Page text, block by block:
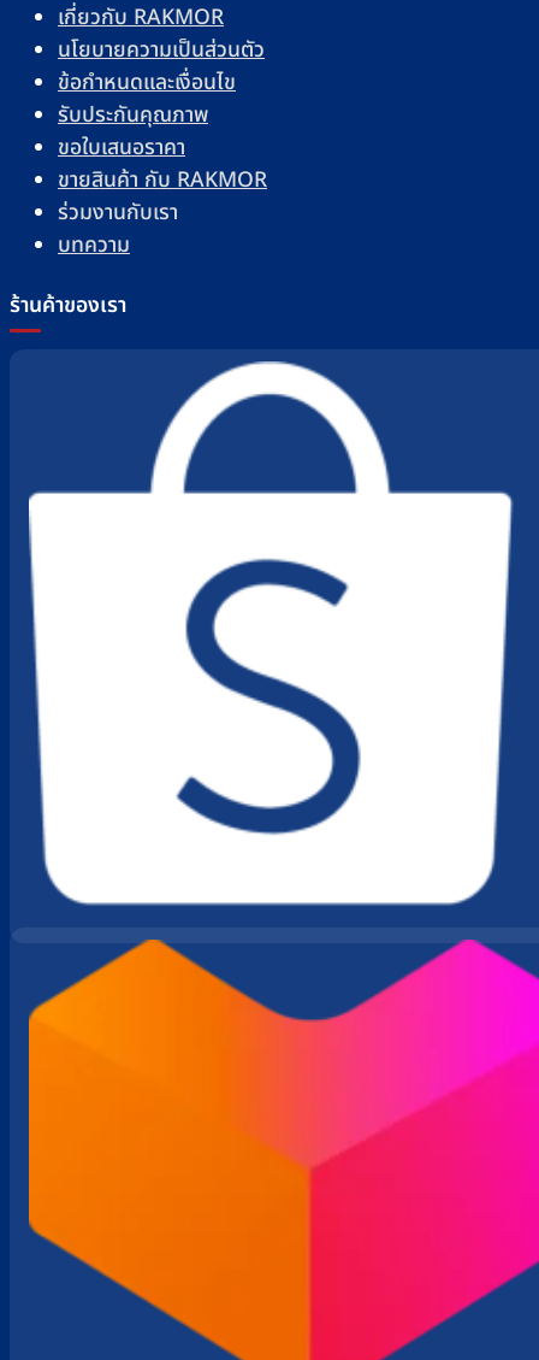
เกี่ยวกับ RAKMOR
นโยบายความเป็นส่วนตัว
ข้อกำหนดและเงื่อนไข
รับประกันคุณภาพ
ขอใบเสนอราคา
ขายสินค้า กับ RAKMOR
ร่วมงานกับเรา
บทความ
ร้านค้าของเรา